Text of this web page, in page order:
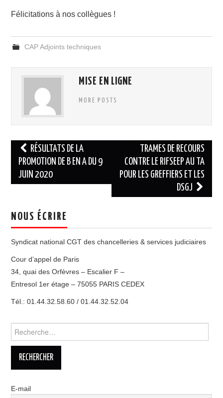
ADHÉSION
Félicitations à nos collègues !
CAP Adjoints techniques
MISE EN LIGNE
MORE POSTS
Navigation
des
articles
RÉSULTATS DE LA
PROMOTION DE B EN A DU 9
JUIN 2020
TRAMES DE RECOURS
CONTRE LE RIFSEEP AU TA
POUR LES GREFFIERS ET LES
DSGJ
NOUS ÉCRIRE
Syndicat national CGT des chancelleries & services judiciaires
Cour d’appel de Paris
34, quai des Orfèvres – Escalier F –
Entresol 1er étage – 75055 PARIS CEDEX
Tél.: 01.44.32.58.60 / 01.44.32.52.04
E-mail